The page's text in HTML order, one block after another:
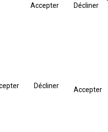
Accepter Décliner
Décliner Accepter